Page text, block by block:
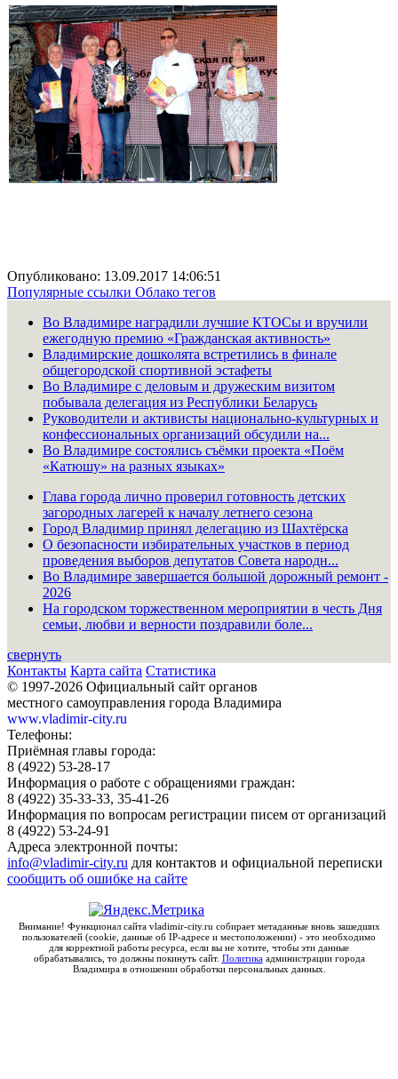
Опубликовано: 13.09.2017 14:06:51
Популярные ссылки Облако тегов
Во Владимире наградили лучшие КТОСы и вручили
ежегодную премию «Гражданская активность»
Владимирские дошколята встретились в финале
общегородской спортивной эстафеты
Во Владимире с деловым и дружеским визитом
побывала делегация из Республики Беларусь
Руководители и активисты национально-культурных и
конфессиональных организаций обсудили на...
Во Владимире состоялись съёмки проекта «Поём
«Катюшу» на разных языках»
Глава города лично проверил готовность детских
загородных лагерей к началу летнего сезона
Город Владимир принял делегацию из Шахтёрска
О безопасности избирательных участков в период
проведения выборов депутатов Совета народн...
Во Владимире завершается большой дорожный ремонт -
2026
На городском торжественном мероприятии в честь Дня
семьи, любви и верности поздравили боле...
свернуть
Контакты Карта сайта Статистика
© 1997-2026 Официальный сайт органов
местного самоуправления города Владимира
www.vladimir-city.ru
Телефоны:
Приёмная главы города:
8 (4922) 53-28-17
Информация о работе с обращениями граждан:
8 (4922) 35-33-33, 35-41-26
Информация по вопросам регистрации писем от организаций
8 (4922) 53-24-91
Адреса электронной почты:
info@vladimir-city.ru для контактов и официальной переписки
сообщить об ошибке на сайте
Внимание! Функционал сайта vladimir-city.ru собирает метаданные вновь зашедших
пользователей (cookie, данные об IP-адресе и местоположении) - это необходимо
для корректной работы ресурса, если вы не хотите, чтобы эти данные
обрабатывались, то должны покинуть сайт. Политикаадминистрации города
Владимира в отношении обработки персональных данных.